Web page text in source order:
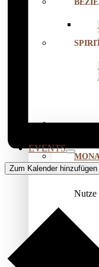
EVENTS
Nutze
Zum Kalender hinzufügen